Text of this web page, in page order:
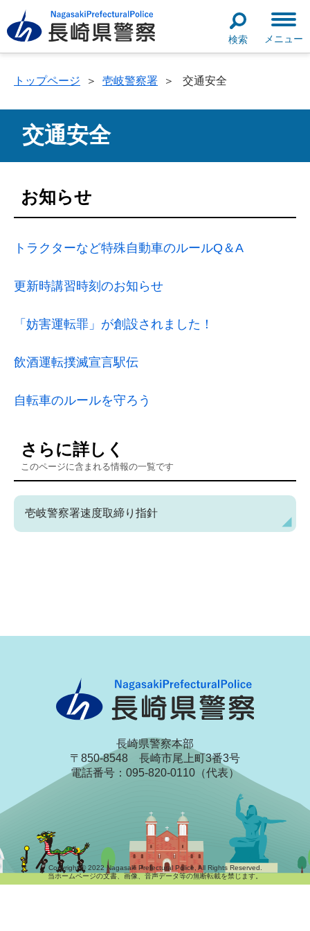
検索 メニュー
トップページ ＞ 壱岐警察署 ＞ 交通安全
交通安全
お知らせ
トラクターなど特殊自動車のルールQ＆A
更新時講習時刻のお知らせ
「妨害運転罪」が創設されました！
飲酒運転撲滅宣言駅伝
自転車のルールを守ろう
さらに詳しく
このページに含まれる情報の一覧です
壱岐警察署速度取締り指針
長崎県警察本部
〒850-8548 長崎市尾上町3番3号
電話番号：095-820-0110（代表）
Copyright © 2022 Nagasaki Prefectural Police, All Rights Reserved.
当ホームページの文書、画像、音声データ等の無断転載を禁じます。